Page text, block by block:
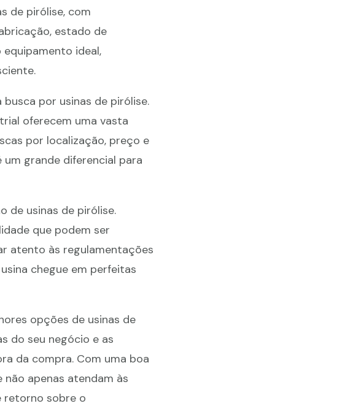
de pirólise, com
estado de
ideal,
por usinas de pirólise.
oferecem uma vasta
por localização, preço e
grande diferencial para
de usinas de pirólise.
que podem ser
atento às regulamentações
chegue em perfeitas
opções de usinas de
do seu negócio e as
da compra. Com uma boa
apenas atendam às
retorno sobre o